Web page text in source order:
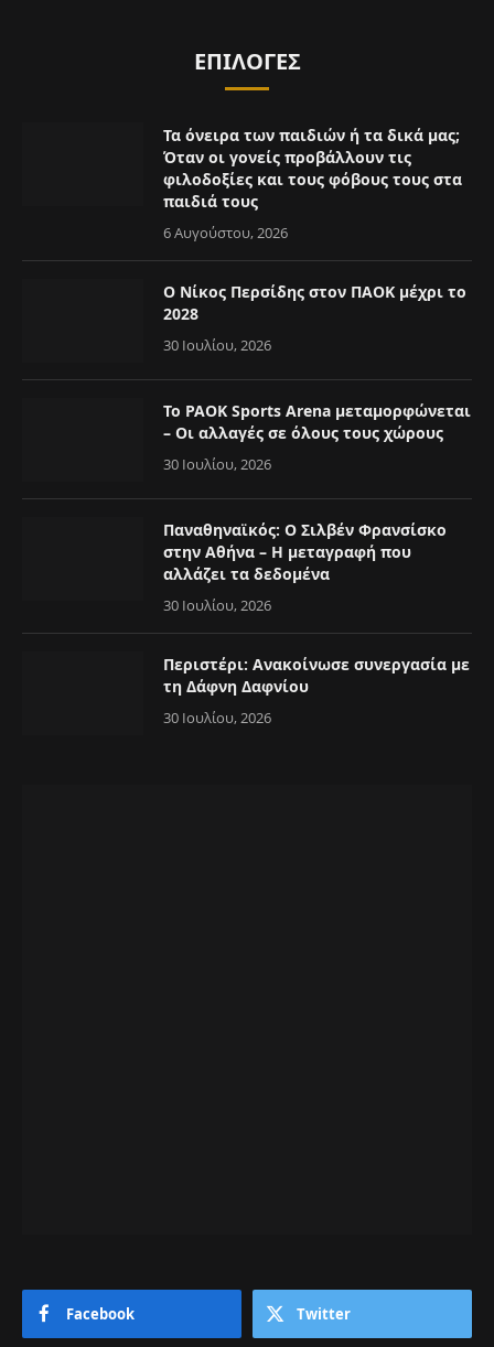
ΕΠΙΛΟΓΈΣ
Τα όνειρα των παιδιών ή τα δικά μας;
Όταν οι γονείς προβάλλουν τις
φιλοδοξίες και τους φόβους τους στα
παιδιά τους
6 Αυγούστου, 2026
Ο Νίκος Περσίδης στον ΠΑΟΚ μέχρι το
2028
30 Ιουλίου, 2026
Το PAOK Sports Arena μεταμορφώνεται
– Οι αλλαγές σε όλους τους χώρους
30 Ιουλίου, 2026
Παναθηναϊκός: Ο Σιλβέν Φρανσίσκο
στην Αθήνα – Η μεταγραφή που
αλλάζει τα δεδομένα
30 Ιουλίου, 2026
Περιστέρι: Ανακοίνωσε συνεργασία με
τη Δάφνη Δαφνίου
30 Ιουλίου, 2026
Facebook Twitter